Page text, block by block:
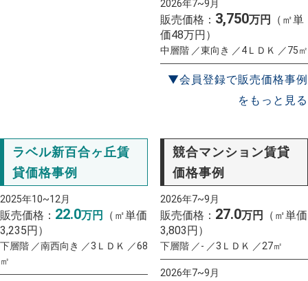
2026年7~9月
販売価格： 3,750万円
（㎡単
価48万円）
中層階 ／東向き ／4ＬＤＫ ／75㎡
▼会員登録で販売価格事例
をもっと見る
ラベル新百合ヶ丘賃
貸価格事例
2025年10~12月
販売価格： 22.0万円
（㎡単価
3,235円）
下層階 ／南西向き ／3ＬＤＫ ／68
㎡
競合マンション賃貸
価格事例
2026年7~9月
販売価格： 27.0万円
（㎡単価
3,803円）
下層階 ／- ／3ＬＤＫ ／27㎡
2026年7~9月